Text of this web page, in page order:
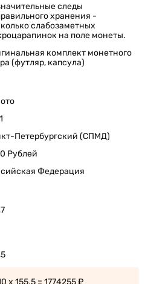
следы
хранения -
слабозаметных
на поле монеты.
комплект монетного
(футляр, капсула)
Петербургский (СПМД)
Рублей
Федерация
x 155.5 = 1774255 ₽